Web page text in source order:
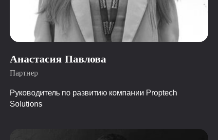
Анастасия Павлова
Партнер
Руководитель по развитию компании Proptech
Solutions